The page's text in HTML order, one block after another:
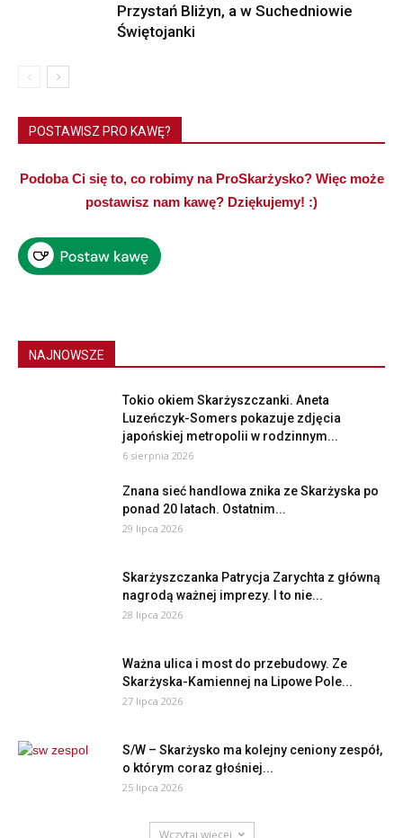
Przystań Bliżyn, a w Suchedniowie
Świętojanki
POSTAWISZ PRO KAWĘ?
Podoba Ci się to, co robimy na ProSkarżysko? Więc może
postawisz nam kawę? Dziękujemy! :)
NAJNOWSZE
Tokio okiem Skarżyszczanki. Aneta
Luzeńczyk-Somers pokazuje zdjęcia
japońskiej metropolii w rodzinnym...
6 sierpnia 2026
Znana sieć handlowa znika ze Skarżyska po
ponad 20 latach. Ostatnim...
29 lipca 2026
Skarżyszczanka Patrycja Zarychta z główną
nagrodą ważnej imprezy. I to nie...
28 lipca 2026
Ważna ulica i most do przebudowy. Ze
Skarżyska-Kamiennej na Lipowe Pole...
27 lipca 2026
S/W – Skarżysko ma kolejny ceniony zespół,
o którym coraz głośniej...
25 lipca 2026
Wczytaj więcej